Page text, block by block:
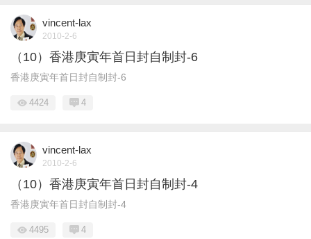
vincent-lax
2010-2-6
（10）香港庚寅年首日封自制封-6
香港庚寅年首日封自制封-6
4424 4
vincent-lax
2010-2-6
（10）香港庚寅年首日封自制封-4
香港庚寅年首日封自制封-4
4495 4